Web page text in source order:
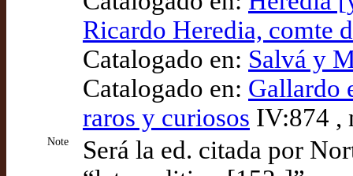
Ricardo Heredia, comte
Catalogado en: Salvá y
Catalogado en: Gallardo
raros y curiosos IV:874 ,
Note
Será la ed. citada por